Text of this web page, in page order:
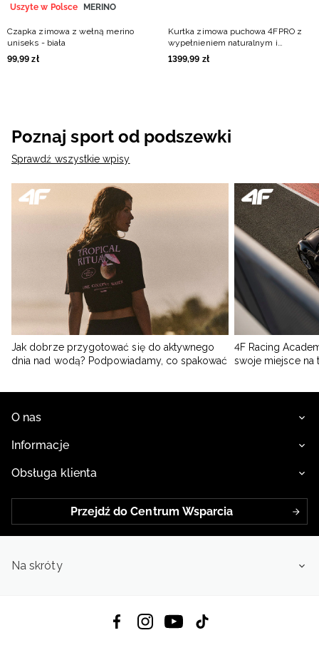
Uszyte w Polsce MERINO
Czapka zimowa z wełną merino
uniseks - biała
99,99 zł
Kurtka zimowa puchowa 4FPRO z
wypełnieniem naturalnym i
membraną Pertex 20000/20000
męska - biała
1399,99 zł
Poznaj sport od podszewki
Sprawdź wszystkie wpisy
Jak dobrze przygotować się do aktywnego
dnia nad wodą? Podpowiadamy, co spakować
4F Racing
swoje miejsce na
O nas
Informacje
Obsługa klienta
Przejdź do Centrum Wsparcia
Na skróty